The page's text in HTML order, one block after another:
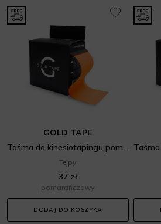
GOLD TAPE
Taśma do kinesiotapingu pomarańczowa
Tejpy
37 zł
pomarańczowy
DODAJ DO KOSZYKA